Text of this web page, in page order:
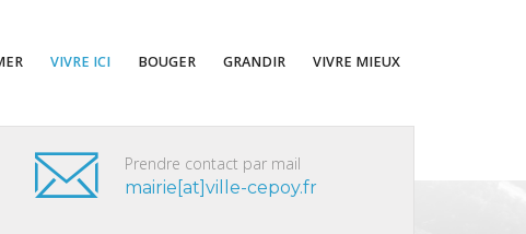
VIVRE ICI BOUGER GRANDIR VIVRE MIEUX
Prendre contact par mail
mairie[at]ville-cepoy.fr